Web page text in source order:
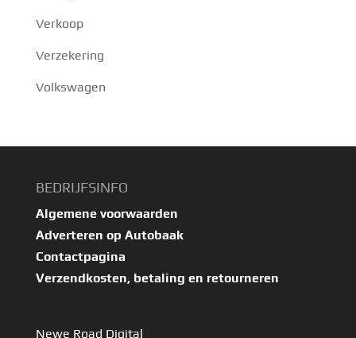
Verkoop
Verzekering
Volkswagen
BEDRIJFSINFO
Algemene voorwaarden
Adverteren op Autobaak
Contactpagina
Verzendkosten, betaling en retourneren
Newe Road Digital